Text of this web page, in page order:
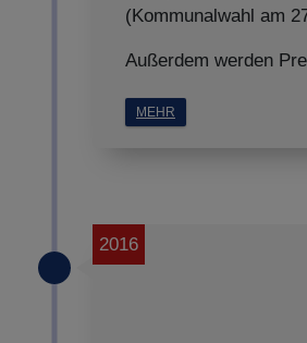
(Kommunalwahl am
Außerdem werden
MEHR
2016